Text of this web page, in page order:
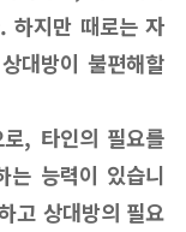
하지만 때로는 자
대방이 불편해할
, 타인의 필요를
는 능력이 있습니
고 상대방의 필요